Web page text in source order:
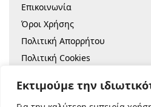
Εκτιμούμε την
Επικοινωνία
Όροι Χρήσης
Πολιτική Απορρήτου
Πολιτική Cookies